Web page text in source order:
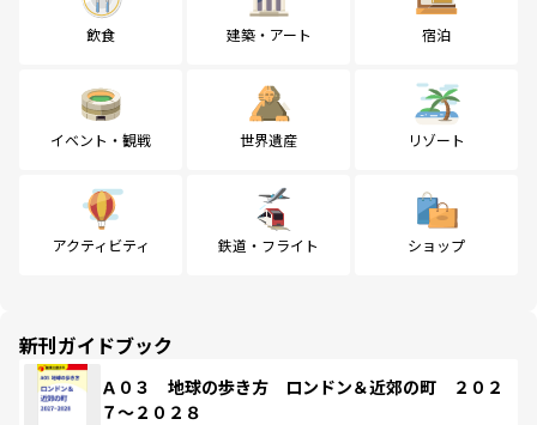
飲食 建築・アート 宿泊
イベント・観戦 世界遺産 リゾート
アクティビティ 鉄道・フライト ショップ
新刊ガイドブック
Ａ０３ 地球の歩き方 ロンドン＆近郊の町 ２０２
７～２０２８